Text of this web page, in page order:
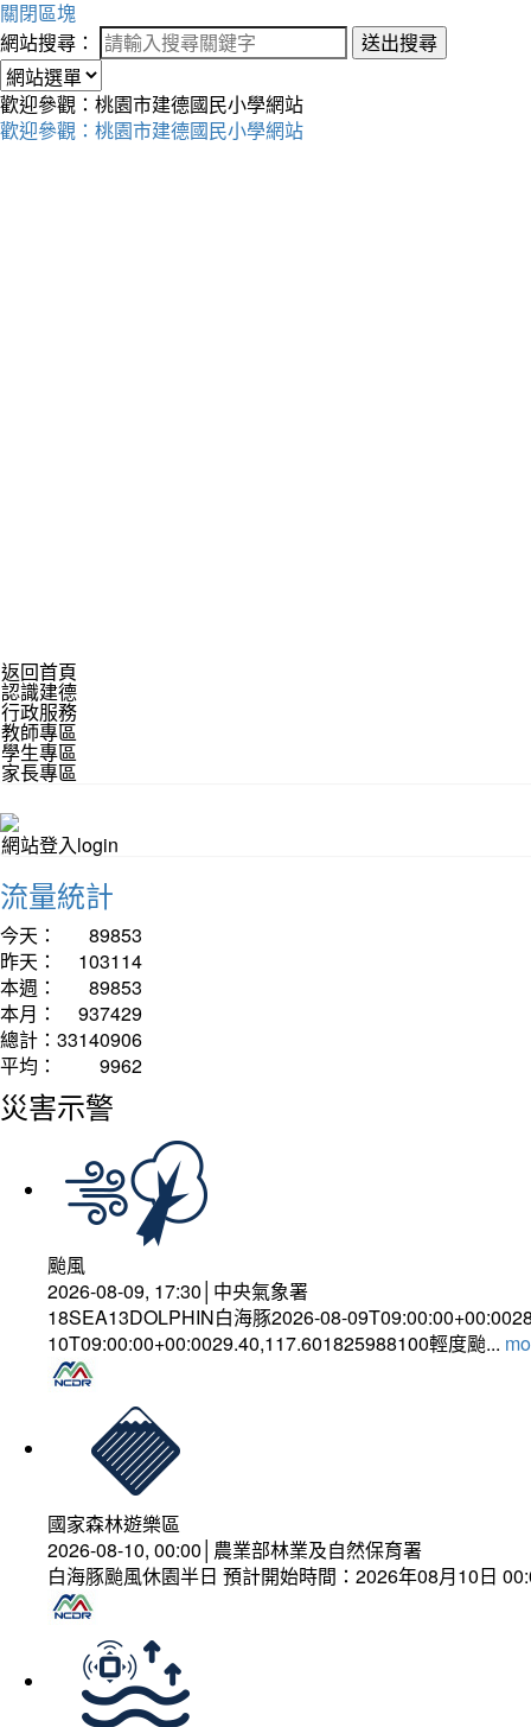
關閉區塊
網站搜尋：
送出搜尋
歡迎參觀：桃園市建德國民小學網站
歡迎參觀：桃園市建德國民小學網站
返回首頁
認識建德
行政服務
教師專區
學生專區
家長專區
網站登入login
流量統計
今天：
89853
昨天：
103114
本週：
89853
本月：
937429
總計： 33140906
平均：
9962
災害示警
颱風
2026-08-09, 17:30│中央氣象署
18SEA13DOLPHIN白海豚2026-08-
10T09:00:00+00:0029.40,117.601825988100輕度颱...
國家森林遊樂區
2026-08-10, 00:00│農業部林業及自然保育署
白海豚颱風休園半日 預計開始時間：2026年08月10日